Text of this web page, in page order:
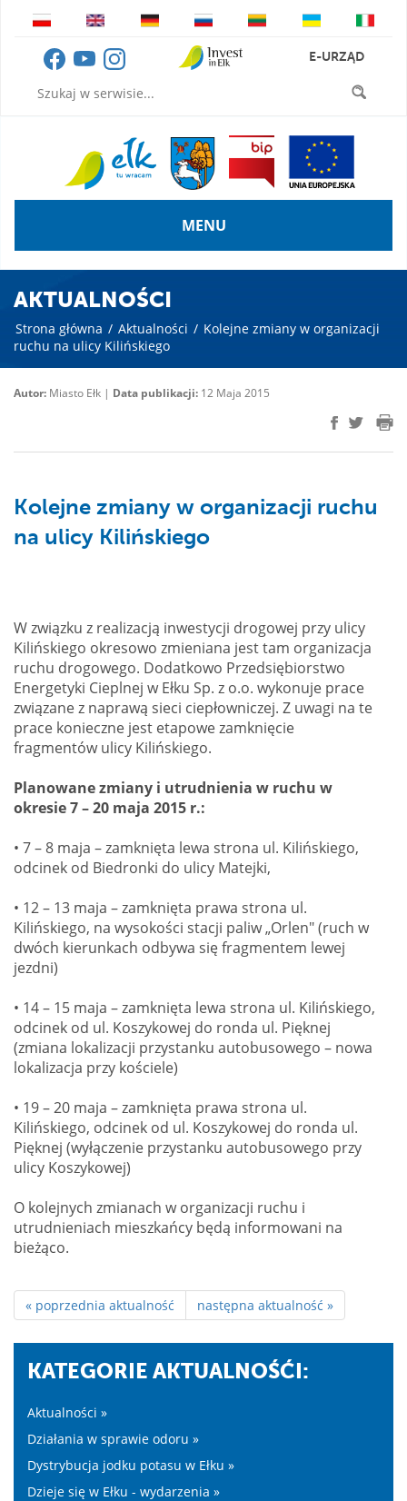
E-URZĄD
MENU
AKTUALNOŚCI
Strona główna / Aktualności / Kolejne zmiany w organizacji
ruchu na ulicy Kilińskiego
Autor: Miasto Ełk | Data publikacji: 12 Maja 2015
Kolejne zmiany w organizacji ruchu
na ulicy Kilińskiego
W związku z realizacją inwestycji drogowej przy ulicy
Kilińskiego okresowo zmieniana jest tam organizacja
ruchu drogowego. Dodatkowo Przedsiębiorstwo
Energetyki Cieplnej w Ełku Sp. z o.o. wykonuje prace
związane z naprawą sieci ciepłowniczej. Z uwagi na te
prace konieczne jest etapowe zamknięcie
fragmentów ulicy Kilińskiego.
Planowane zmiany i utrudnienia w ruchu w
okresie 7 – 20 maja 2015 r.:
• 7 – 8 maja – zamknięta lewa strona ul. Kilińskiego,
odcinek od Biedronki do ulicy Matejki,
• 12 – 13 maja – zamknięta prawa strona ul.
Kilińskiego, na wysokości stacji paliw „Orlen" (ruch w
dwóch kierunkach odbywa się fragmentem lewej
jezdni)
• 14 – 15 maja – zamknięta lewa strona ul. Kilińskiego,
odcinek od ul. Koszykowej do ronda ul. Pięknej
(zmiana lokalizacji przystanku autobusowego – nowa
lokalizacja przy kościele)
• 19 – 20 maja – zamknięta prawa strona ul.
Kilińskiego, odcinek od ul. Koszykowej do ronda ul.
Pięknej (wyłączenie przystanku autobusowego przy
ulicy Koszykowej)
O kolejnych zmianach w organizacji ruchu i
utrudnieniach mieszkańcy będą informowani na
bieżąco.
« poprzednia aktualność następna aktualność »
KATEGORIE AKTUALNOŚĆI:
Aktualności »
Działania w sprawie odoru »
Dystrybucja jodku potasu w Ełku »
Dzieje się w Ełku - wydarzenia »